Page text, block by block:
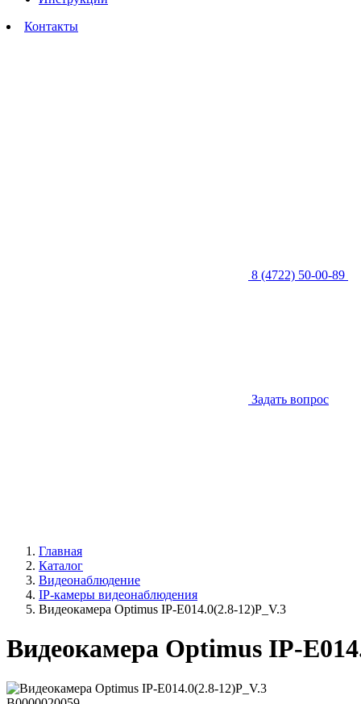
Контакты
8 (4722) 50-00-89
Задать вопрос
Главная
Каталог
Видеонаблюдение
IP-камеры видеонаблюдения
Видеокамера Optimus IP-E014.0(2.8-12)P_V.3
Видеокамера Optimus IP-